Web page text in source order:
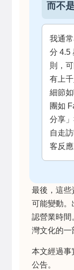
而不
我通
分 4.5
則，
有上
細節
團如
分享
自走
客反應
最後，這些
可能變動。
認營業時間
灣文化的一
本文經過事
公告。